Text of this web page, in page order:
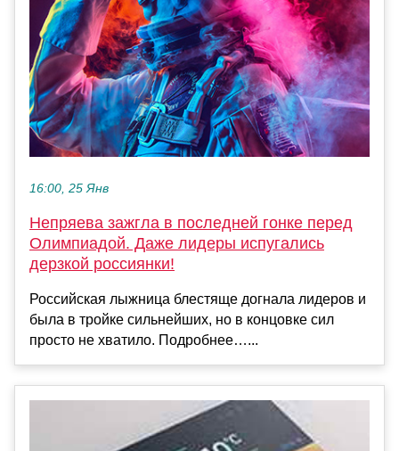
16:00, 25 Янв
Непряева зажгла в последней гонке перед
Олимпиадой. Даже лидеры испугались
дерзкой россиянки!
Российская лыжница блестяще догнала лидеров и
была в тройке сильнейших, но в концовке сил
просто не хватило. Подробнее…...